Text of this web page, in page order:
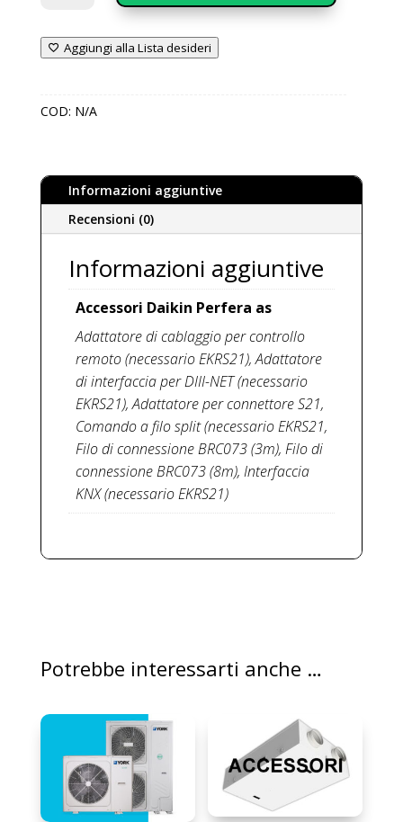
seasons
quantità
Aggiungi alla Lista desideri
COD: N/A
Informazioni aggiuntive
Recensioni (0)
Informazioni aggiuntive
Accessori Daikin Perfera as
Adattatore di cablaggio per controllo
remoto (necessario EKRS21), Adattatore
di interfaccia per DIII-NET (necessario
EKRS21), Adattatore per connettore S21,
Comando a filo split (necessario EKRS21,
Filo di connessione BRC073 (3m), Filo di
connessione BRC073 (8m), Interfaccia
KNX (necessario EKRS21)
Potrebbe interessarti anche …